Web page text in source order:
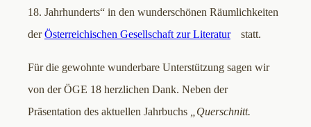
18. Jahrhunderts“ in den wunderschönen Räumlichkeiten
derÖsterreichischen Gesellschaft zur Literatur statt.
Für die gewohnte wunderbare Unterstützung sagen wir
von der ÖGE 18 herzlichen Dank. Neben der
Präsentation des aktuellen Jahrbuchs „Querschnitt.